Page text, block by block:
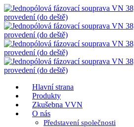
Hlavní strana
Produkty
Zkušebna VVN
O nás
Představení společnosti